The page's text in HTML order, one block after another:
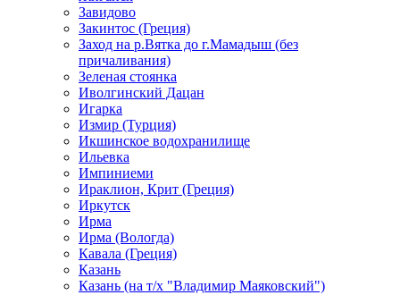
Завидово
Закинтос (Греция)
Заход на р.Вятка до г.Мамадыш (без
причаливания)
Зеленая стоянка
Иволгинский Дацан
Игарка
Измир (Турция)
Икшинское водохранилище
Ильевка
Импиниеми
Ираклион, Крит (Греция)
Иркутск
Ирма
Ирма (Вологда)
Кавала (Греция)
Казань
Казань (на т/х "Владимир Маяковский")